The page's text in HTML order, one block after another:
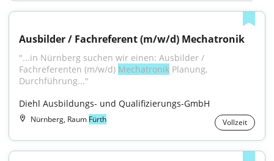
Ausbilder / Fachreferent (m/w/d) Mechatronik
"...in Nürnberg suchen wir einen: Ausbilder /
Fachreferenten (m/w/d) Mechatronik Planung,
Durchführung..."
Diehl Ausbildungs- und Qualifizierungs-GmbH
Nürnberg, Raum Fürth Vollzeit